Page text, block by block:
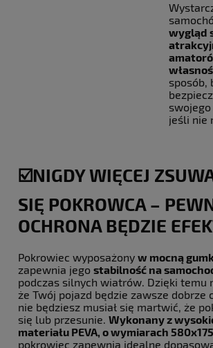
wygląd
sposób,
jeśli nie
☑️NIGDY WIĘCEJ
SIĘ POKROWCA –
OCHRONA BĘDZIE
Pokrowiec wyposażony w mocną
zapewnia jego stabilność na
podczas silnych wiatrów. Dzięki temu
że Twój pojazd będzie zawsze dobrze
nie będziesz musiał się martwić, że
się lub przesunie. Wykonany z
materiału PEVA, o wymiarach
pokrowiec zapewnia idealne